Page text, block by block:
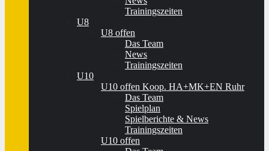
Trainingszeiten
U8
U8 offen
Das Team
News
Trainingszeiten
U10
U10 offen Koop. HA+MK+EN Ruhr
Das Team
Spielplan
Spielberichte & News
Trainingszeiten
U10 offen